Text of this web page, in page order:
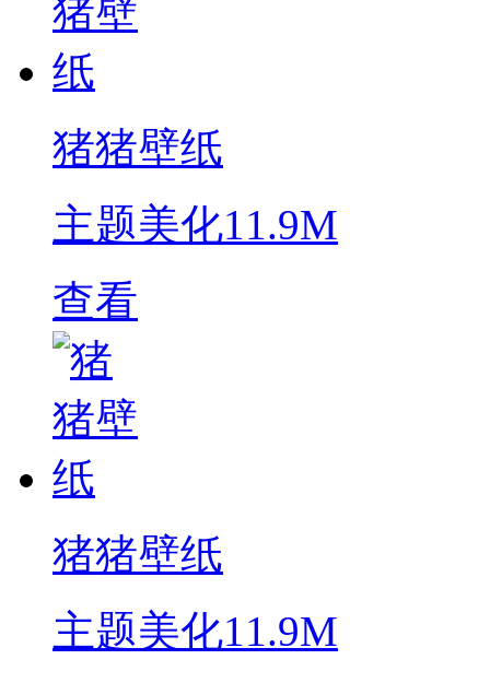
猪猪壁纸
主题美化11.9M
查看
猪猪壁纸
主题美化11.9M